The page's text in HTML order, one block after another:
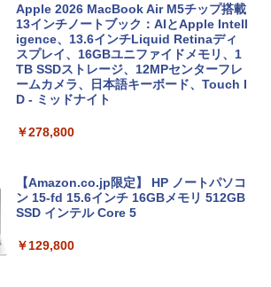
Apple 2026 MacBook Air M5チップ搭載
13インチノートブック：AIとApple Intell
igence、13.6インチLiquid Retinaディ
スプレイ、16GBユニファイドメモリ、1
TB SSDストレージ、12MPセンターフレ
ームカメラ、日本語キーボード、Touch I
D - ミッドナイト
￥278,800
【Amazon.co.jp限定】 HP ノートパソコ
ン 15-fd 15.6インチ 16GBメモリ 512GB
SSD インテル Core 5
￥129,800